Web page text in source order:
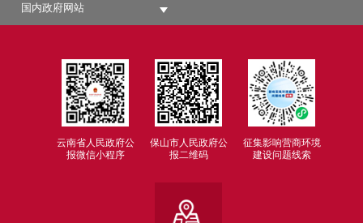
国内政府网站
云南省人民政府公
报微信小程序
保山市人民政府公
报二维码
征集影响营商环境
建设问题线索